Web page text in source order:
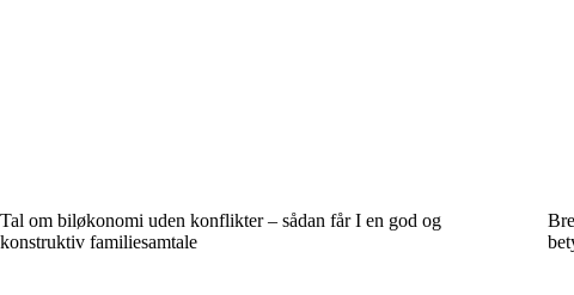
Tal om biløkonomi uden konflikter – sådan får I en god og
konstruktiv familiesamtale